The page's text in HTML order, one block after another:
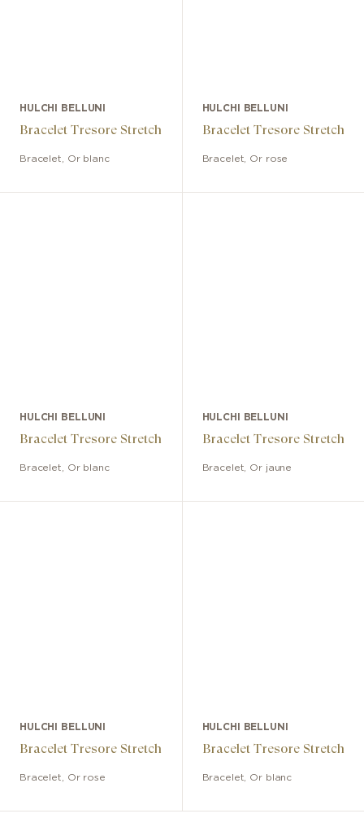
HULCHI BELLUNI
Bracelet Tresore Stretch
Bracelet Or blanc
HULCHI BELLUNI
Bracelet Tresore Stretch
Bracelet Or rose
HULCHI BELLUNI
Bracelet Tresore Stretch
Bracelet Or blanc
HULCHI BELLUNI
Bracelet Tresore Stretch
Bracelet Or jaune
HULCHI BELLUNI
Bracelet Tresore Stretch
Bracelet Or rose
HULCHI BELLUNI
Bracelet Tresore Stretch
Bracelet Or blanc